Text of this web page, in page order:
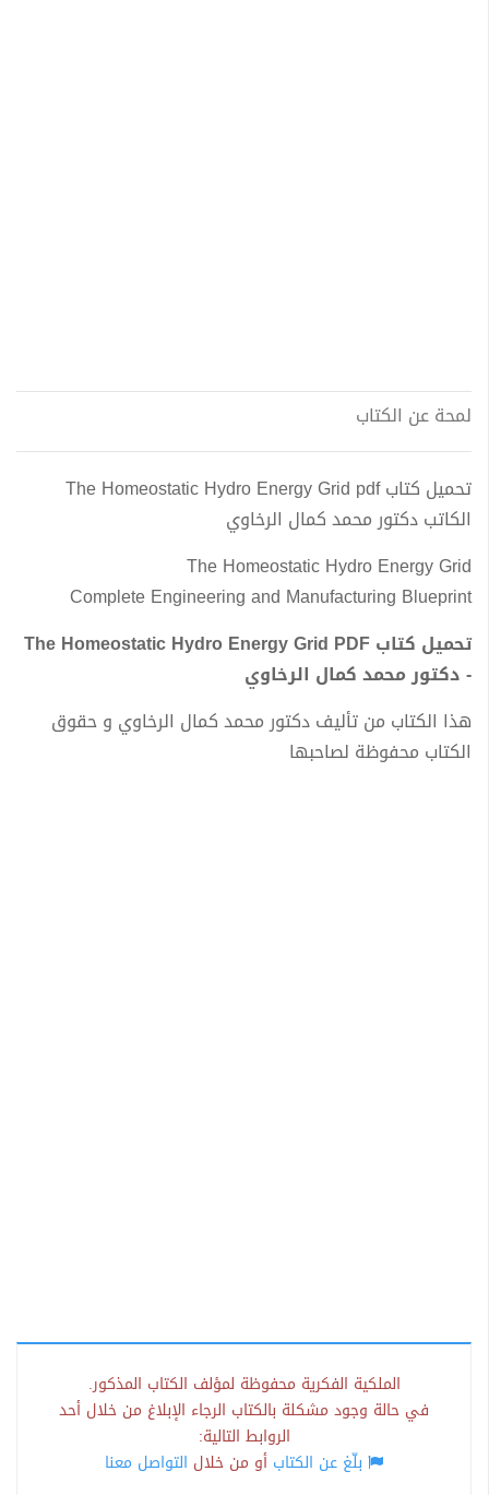
لمحة عن الكتاب
تحميل كتاب The Homeostatic Hydro Energy Grid pdf
الكاتب دكتور محمد كمال الرخاوي
The Homeostatic Hydro Energy Grid
Complete Engineering and Manufacturing Blueprint
تحميل كتاب The Homeostatic Hydro Energy Grid PDF
- دكتور محمد كمال الرخاوي
هذا الكتاب من تأليف دكتور محمد كمال الرخاوي و حقوق
الكتاب محفوظة لصاحبها
الملكية الفكرية محفوظة لمؤلف الكتاب المذكور.
في حالة وجود مشكلة بالكتاب الرجاء الإبلاغ من خلال أحد
الروابط التالية:
بلّغ عن الكتاب أو من خلال التواصل معنا